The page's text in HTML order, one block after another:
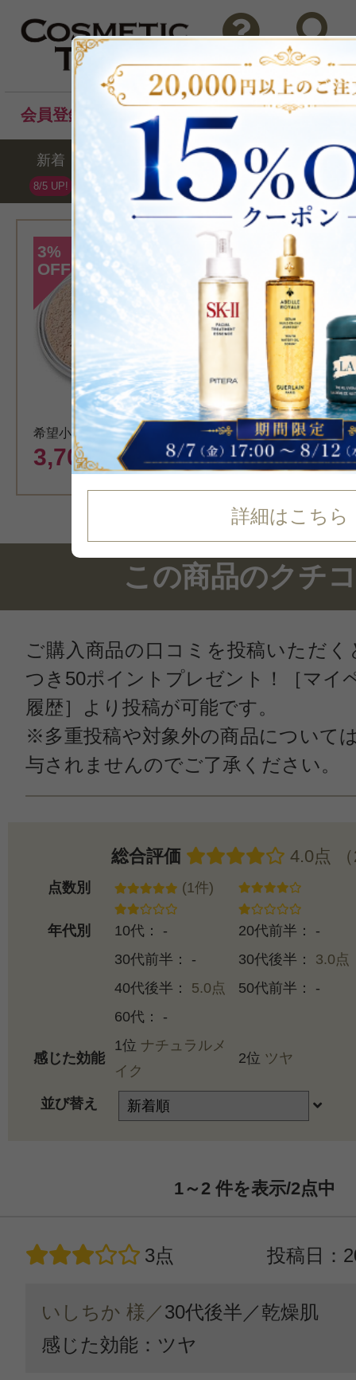
問い合わせ 検索
会員登録後のお買い物でポイントプレゼント！
新着
8/5 UP!
セール ランキング ブ
詳細はこちら
3%
OFF
希望小売価格 3,850円
3,700 円（税込）
[ベアミネラル]
>ミネラルベー
ィング 9g
フェイス
カート
この商品のクチ
ご購入商品の口コミを投稿いただく
つき50ポイントプレゼント！［マイ
履歴］より投稿が可能です。
※多重投稿や対象外の商品について
与されませんのでご了承ください。
総合評価 4.0点
点数別 (1件)
年代別 10代： -
20代前半： -
30代前半： -
30代後半： 3.0点
40代後半： 5.0点
50代前半： -
60代： -
感じた効能
1位 ナチュラルメ
イク
2位 ツヤ
並び替え
1～2件を表示/2点中
3点 投稿日：
いしちか 様／30代後半／乾燥肌
感じた効能：ツヤ